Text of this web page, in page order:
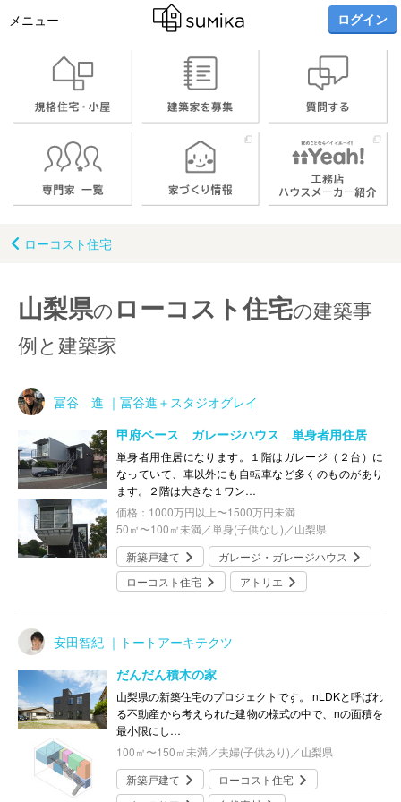
メニュー ログイン
ローコスト住宅
山梨県の ローコスト住宅の建築事
例と建築家
冨谷 進 ｜冨谷進＋スタジオグレイ
甲府ベース ガレージハウス 単身者用住居
単身者用住居になります。１階はガレージ（２台）に
なっていて、車以外にも自転車など多くのものがあり
ます。２階は大きな１ワン…
価格：1000万円以上〜1500万円未満
50㎡〜100㎡未満／単身(子供なし)／山梨県
新築戸建て
ガレージ・ガレージハウス
ローコスト住宅
アトリエ
安田智紀 ｜トートアーキテクツ
だんだん積木の家
山梨県の新築住宅のプロジェクトです。 nLDKと呼ばれ
る不動産から考えられた建物の様式の中で、nの面積を
最小限にし…
100㎡〜150㎡未満／夫婦(子供あり)／山梨県
新築戸建て
ローコスト住宅